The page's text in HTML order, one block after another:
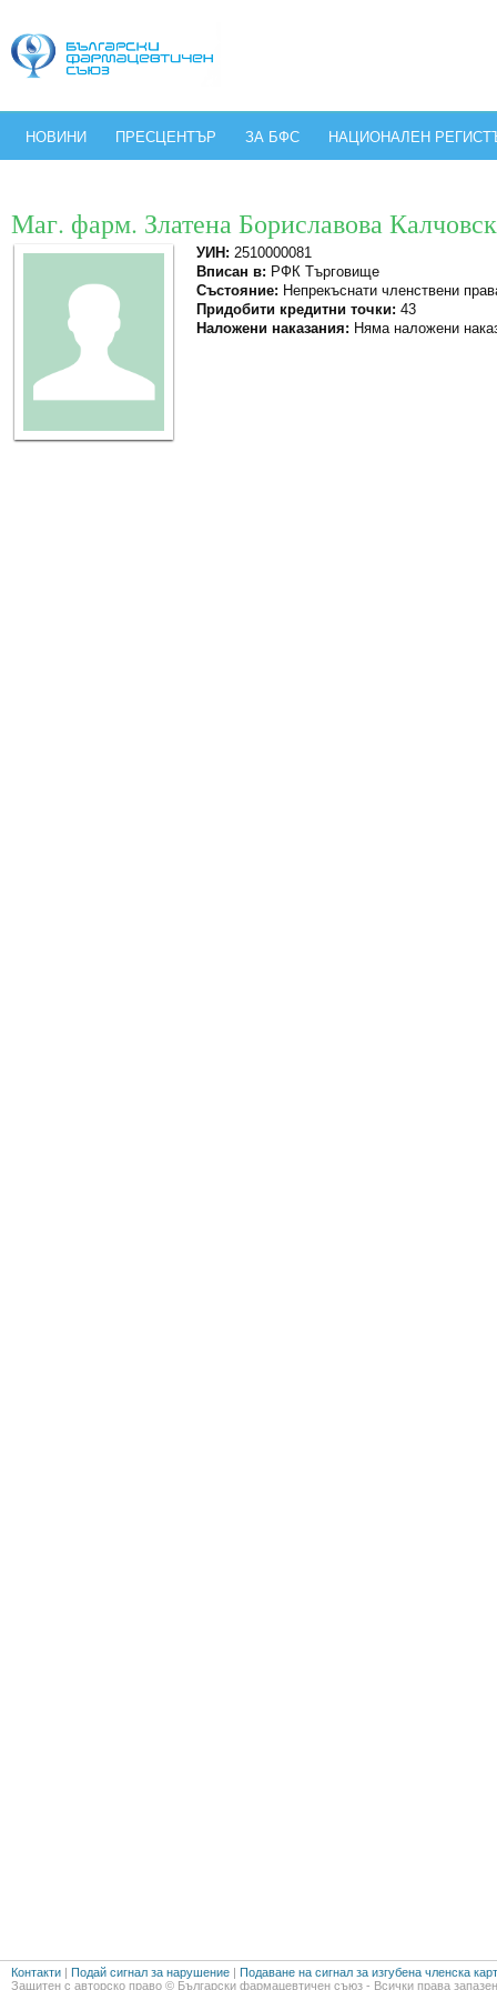
НОВИНИ ПРЕСЦЕНТЪР ЗА БФС НАЦИОНАЛЕН
Маг. фарм. Златена Бориславова
УИН: 2510000081
Вписан в: РФК Търговище
Състояние: Непрекъснати членствени
Придобити кредитни точки: 43
Наложени наказания: Няма наложени
Контакти | Подай сигнал за нарушение | Подаване на сигнал за изгубена членска
Защитен с авторско право © Български фармацевтичен съюз - Всички права